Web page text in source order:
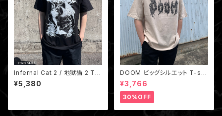
Infernal Cat 2 / 地獄猫 2 T-s
hirt
¥5,380
DOOM ビッグシルエット T-shi
rt Beige
¥3,766
30%OFF